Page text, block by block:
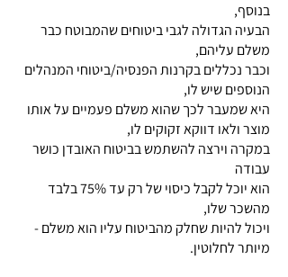
בנוסף,
הבעיה הגדולה לגבי ביטוחים שהמבוטח כבר
משלם עליהם,
וכבר נכללים בקרנות הפנסיה/ביטוחי המנהלים
הנוספים שיש לו,
היא שמעבר לכך שהוא משלם פעמיים על אותו
מוצר ולאו דווקא זקוקים לו,
במקרה וירצה להשתמש בביטוח האובדן כושר
עבודה
הוא יוכל לקבל כיסוי של רק עד 75% בלבד
מהשכר שלו,
ויכול להיות שחלק מהביטוח עליו הוא משלם -
מיותר לחלוטין.